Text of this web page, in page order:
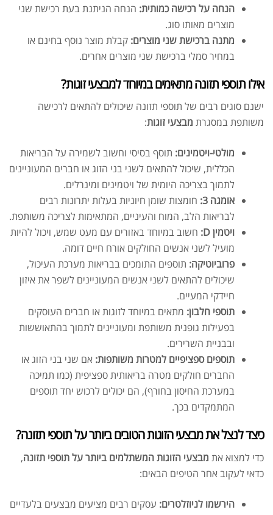
הנחה על רכישה כמותית: הנחה הניתנת בעת רכישת שני
מוצרים מאותו סוג.
מתנה ברכישת שני מוצרים: קבלת מוצר נוסף בחינם או
במחיר סמלי ברכישת שני מוצרים אחרים.
אילו תוספי תזונה מתאימים במיוחד למבצעי זוגות?
ישנם סוגים רבים של תוספי תזונה שיכולים להתאים לרכישה
משותפת במסגרת מבצעי זוגות:
מולטי-ויטמינים: תוסף בסיסי וחשוב לשמירה על הבריאות
הכללית, שיכול להתאים לשני בני הזוג או חברים המעוניינים
לתמוך בצריכה היומית של ויטמינים ומינרלים.
אומגה 3:
חומצות שומן חיוניות בעלות יתרונות רבים
לבריאות הלב, המוח והעיניים, המתאימות לצריכה משותפת.
ויטמין D:
חשוב במיוחד באזורים עם מעט שמש, ויכול להיות
מועיל לשני אנשים החולקים אורח חיים דומה.
פרוביוטיקה: תוספים התומכים בבריאות מערכת העיכול,
שיכולים להתאים לשני אנשים המעוניינים לשפר את איזון
חיידקי המעיים.
תוספי חלבון: מתאים במיוחד לזוגות או חברים העוסקים
בפעילות גופנית משותפת ומעוניינים לתמוך בהתאוששות
ובבניית השרירים.
תוספים ספציפיים למטרות משותפות: אם שני בני הזוג או
החברים חולקים מטרה בריאותית ספציפית (כמו תמיכה
במערכת החיסון בחורף), הם יכולים לרכוש יחד תוספים
המתמקדים בכך.
כיצד לנצל את מבצעי הזוגות הטובים ביותר על תוספי תזונה?
כדי למצוא את מבצעי הזוגות המשתלמים ביותר על תוספי תזונה,
כדאי לעקוב אחר הטיפים הבאים:
הירשמו לניוזלטרים: עסקים רבים מציעים מבצעים בלעדיים